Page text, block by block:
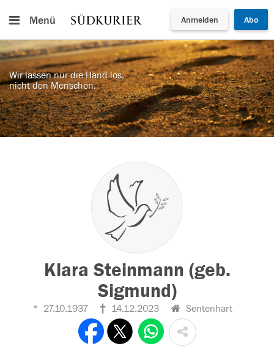
Menü Anmelden Abo
Wir lassen nur die Hand los,
nicht den Menschen.
Klara Steinmann (geb.
Sigmund)
27.10.1937 14.12.2023 Sentenhart